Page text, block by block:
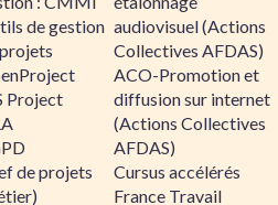
de gestion
Project
de projets
audiovisuel (Actions
Collectives AFDAS)
ACO-Promotion et
diffusion sur internet
(Actions Collectives
AFDAS)
Cursus accélérés
France Travail